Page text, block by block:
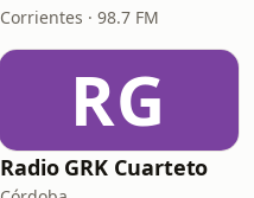
Corrientes · 98.7 FM
RG
Radio GRK Cuarteto